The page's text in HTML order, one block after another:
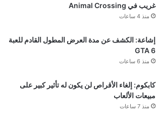
غريب في Animal Crossing
منذ 4 ساعات
إشاعة: الكشف عن مدة العرض المطول القادم للعبة
GTA 6
منذ 6 ساعات
كابكوم: إلغاء الأقراص لن يكون له تأثير كبير على
مبيعات الألعاب
منذ 7 ساعات